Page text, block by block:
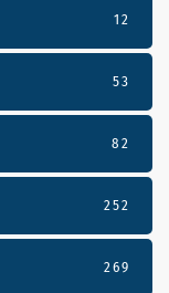
12
53
82
252
269